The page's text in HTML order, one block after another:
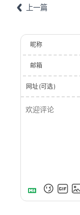
上一篇
昵称
邮箱
网址(可选)